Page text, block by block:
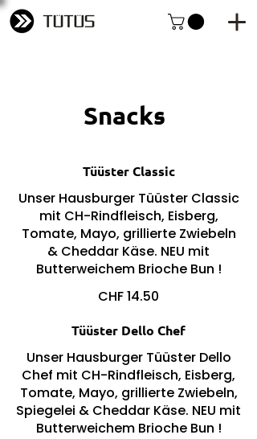
Snacks
Tüüster Classic
Unser Hausburger Tüüster Classic
mit CH-Rindfleisch, Eisberg,
Tomate, Mayo, grillierte Zwiebeln
& Cheddar Käse. NEU mit
Butterweichem Brioche Bun !
CHF 14.50
Tüüster Dello Chef
Unser Hausburger Tüüster Dello
Chef mit CH-Rindfleisch, Eisberg,
Tomate, Mayo, grillierte Zwiebeln,
Spiegelei & Cheddar Käse. NEU mit
Butterweichem Brioche Bun !